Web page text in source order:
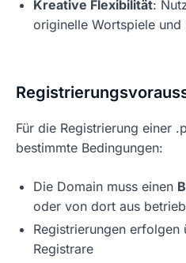
Kreative Flexibilität:
originelle Wortspiele und
Für die Registrierung einer
bestimmte Bedingungen:
Die Domain muss einen
oder von dort aus
Registrierungen
Registrare